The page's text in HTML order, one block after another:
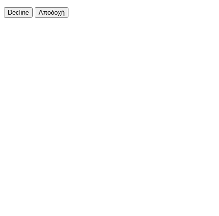
Decline Αποδοχή